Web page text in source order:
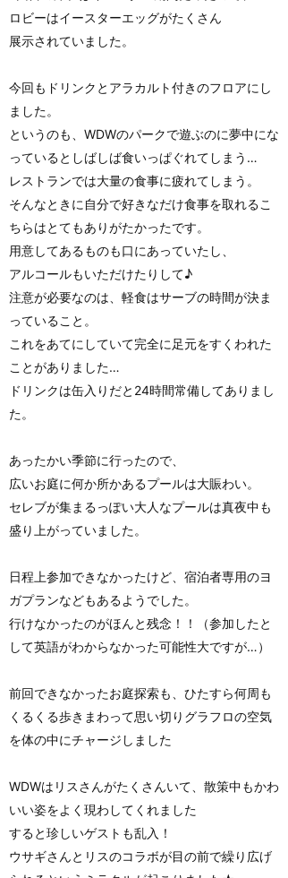
ロビーはイースターエッグがたくさん
展示されていました。
今回もドリンクとアラカルト付きのフロアにし
ました。
というのも、WDWのパークで遊ぶのに夢中にな
っているとしばしば食いっぱぐれてしまう…
レストランでは大量の食事に疲れてしまう。
そんなときに自分で好きなだけ食事を取れるこ
ちらはとてもありがたかったです。
用意してあるものも口にあっていたし、
アルコールもいただけたりして♪
注意が必要なのは、軽食はサーブの時間が決ま
っていること。
これをあてにしていて完全に足元をすくわれた
ことがありました…
ドリンクは缶入りだと24時間常備してありまし
た。
あったかい季節に行ったので、
広いお庭に何か所かあるプールは大賑わい。
セレブが集まるっぽい大人なプールは真夜中も
盛り上がっていました。
日程上参加できなかったけど、宿泊者専用のヨ
ガプランなどもあるようでした。
行けなかったのがほんと残念！！（参加したと
して英語がわからなかった可能性大ですが…）
前回できなかったお庭探索も、ひたすら何周も
くるくる歩きまわって思い切りグラフロの空気
を体の中にチャージしました
WDWはリスさんがたくさんいて、散策中もかわ
いい姿をよく現わしてくれました
すると珍しいゲストも乱入！
ウサギさんとリスのコラボが目の前で繰り広げ